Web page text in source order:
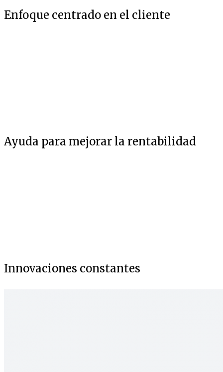
Enfoque centrado en el cliente
Ayuda para mejorar la rentabilidad
Innovaciones constantes